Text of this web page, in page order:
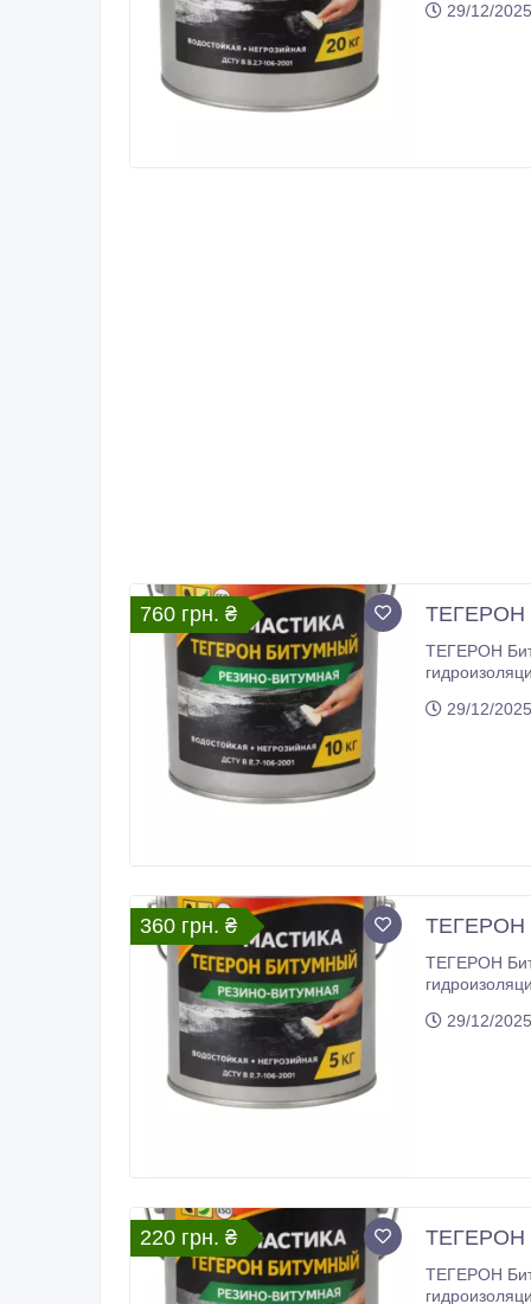
29/12/2025
760 грн. ₴ ТЕГЕРОН
ТЕГЕРОН
гидроизоляционную
29/12/2025
360 грн. ₴ ТЕГЕРОН
ТЕГЕРОН
гидроизоляционную
29/12/2025
220 грн. ₴ ТЕГЕРОН
ТЕГЕРОН
гидроизоляционную